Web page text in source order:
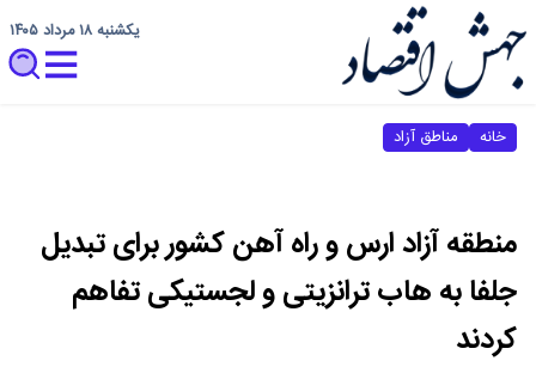
یکشنبه ۱۸ مرداد ۱۴۰۵
خانه مناطق آزاد
منطقه آزاد ارس و راه‌ آهن کشور برای تبدیل
جلفا به هاب ترانزیتی و لجستیکی تفاهم
کردند